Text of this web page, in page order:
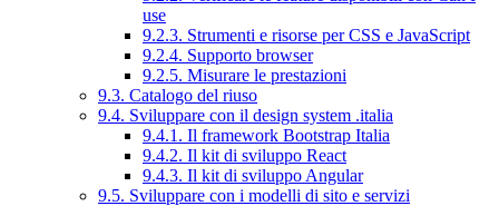
use
9.2.3. Strumenti e risorse per CSS e JavaScript
9.2.4. Supporto browser
9.2.5. Misurare le prestazioni
9.3. Catalogo del riuso
9.4. Sviluppare con il design system .italia
9.4.1. Il framework Bootstrap Italia
9.4.2. Il kit di sviluppo React
9.4.3. Il kit di sviluppo Angular
9.5. Sviluppare con i modelli di sito e servizi